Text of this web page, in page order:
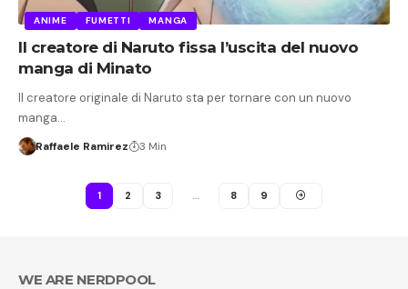
ANIME FUMETTI MANGA
Il creatore di Naruto fissa l’uscita del nuovo
manga di Minato
Il creatore originale di Naruto sta per tornare con un nuovo
manga…
Raffaele Ramirez 3 Min
1 2 3 … 8 9
WE ARE NERDPOOL